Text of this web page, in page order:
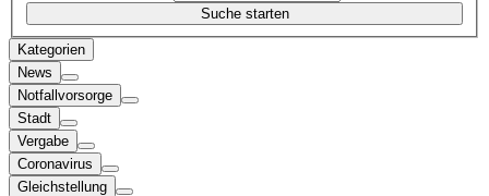
Kategorien
News
Notfallvorsorge
Stadt
Vergabe
Coronavirus
Gleichstellung